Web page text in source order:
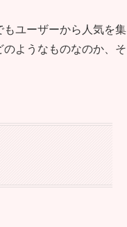
ユーザーから人気を集
のようなものなのか、そ